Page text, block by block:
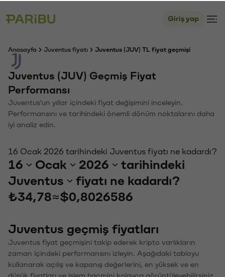
Giriş yap
Anasayfa Juventus fiyatı Juventus (JUV) TL fiyat geçmişi
Juventus (JUV) Geçmiş Fiyat
Performansı
Juventus'un yıllar içindeki fiyat değişimini inceleyin.
Performansını ve tarihindeki önemli dönüm noktalarını daha
iyi analiz edin.
16 Ocak 2026 tarihindeki Juventus fiyatı ne kadardı?
16 Ocak 2026
tarihindeki
Juventus
fiyatı ne kadardı?
₺34,78≈$0,8026586
Juventus geçmiş fiyatları
Juventus fiyat geçmişini takip ederek kripto varlıkların
zaman içindeki performansını izleyin. Aşağıdaki tabloyu
kullanarak açılış ve kapanış değerlerini, en yüksek ve en
düşük fiyatları ve işlem hacmini kolayca görüntüleyebilirsiniz.